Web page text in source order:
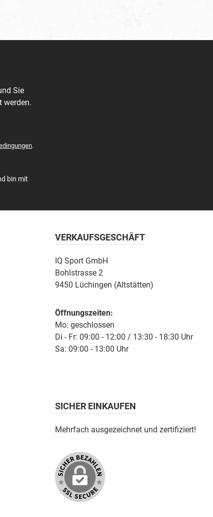
Sie
werden.
.
bin mit
VERKAUFSGESCHÄFT
IQ Sport GmbH
Bohlstrasse 2
9450 Lüchingen (Altstätten)
Öffnungszeiten:
Mo: geschlossen
Di - Fr: 09:00 - 12:00 / 13:30 - 18:30 Uhr
Sa: 09:00 - 13:00 Uhr
SICHER EINKAUFEN
Mehrfach ausgezeichnet und zertifiziert!